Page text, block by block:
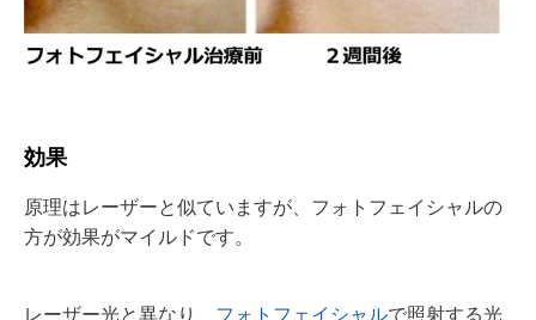
効果
原理はレーザーと似ていますが、フォトフェイシャルの
方が効果がマイルドです。
レーザー光と異なり、 フォトフェイシャルで照射する光